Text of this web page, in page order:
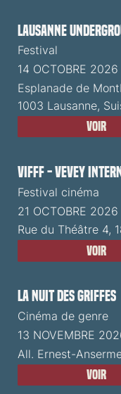
Lausanne
Festival
14 OCTOBRE 2026
Esplanade de
1003 Lausanne,
Voir
VIFFF - Vevey
Festival cinéma
21 OCTOBRE 2026
Rue du Théâtre 4,
Voir
La Nuit des Griffes
Cinéma de genre
13 NOVEMBRE
All. Ernest-
Voir